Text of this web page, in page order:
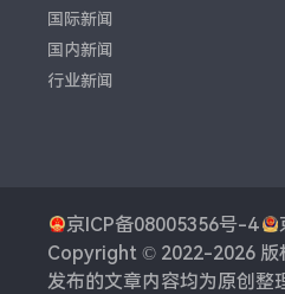
国际新闻
国内新闻
行业新闻
京ICP备08005356号-4
Copyright © 2022-2026 版
发布的文章内容均为原创整